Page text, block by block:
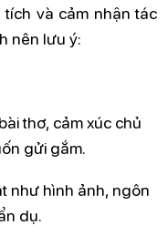
và cảm nhận tác
nên lưu ý:
thơ, cảm xúc chủ
gửi gắm.
như hình ảnh, ngôn
dụ.